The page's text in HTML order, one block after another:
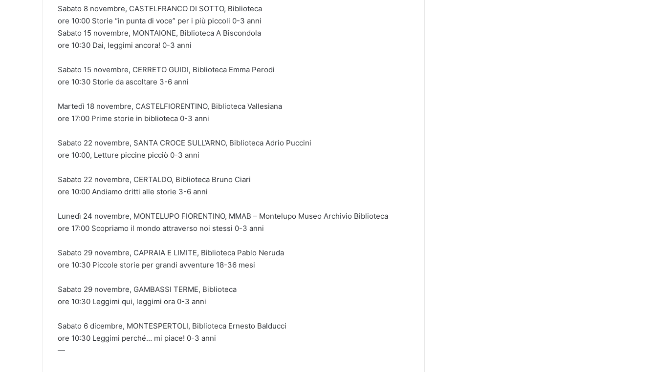
Sabato 8 novembre, CASTELFRANCO DI SOTTO, Biblioteca
ore 10:00 Storie “in punta di voce” per i più piccoli 0-3 anni
Sabato 15 novembre, MONTAIONE, Biblioteca A Biscondola
ore 10:30 Dai, leggimi ancora! 0-3 anni
Sabato 15 novembre, CERRETO GUIDI, Biblioteca Emma Perodi
ore 10:30 Storie da ascoltare 3-6 anni
Martedì 18 novembre, CASTELFIORENTINO, Biblioteca Vallesiana
ore 17:00 Prime storie in biblioteca 0-3 anni
Sabato 22 novembre, SANTA CROCE SULL’ARNO, Biblioteca Adrio Puccini
ore 10:00, Letture piccine picciò 0-3 anni
Sabato 22 novembre, CERTALDO, Biblioteca Bruno Ciari
ore 10:00 Andiamo dritti alle storie 3-6 anni
Lunedì 24 novembre, MONTELUPO FIORENTINO, MMAB – Montelupo Museo Archivio Biblioteca
ore 17:00 Scopriamo il mondo attraverso noi stessi 0-3 anni
Sabato 29 novembre, CAPRAIA E LIMITE, Biblioteca Pablo Neruda
ore 10:30 Piccole storie per grandi avventure 18-36 mesi
Sabato 29 novembre, GAMBASSI TERME, Biblioteca
ore 10:30 Leggimi qui, leggimi ora 0-3 anni
Sabato 6 dicembre, MONTESPERTOLI, Biblioteca Ernesto Balducci
ore 10:30 Leggimi perché… mi piace! 0-3 anni
—